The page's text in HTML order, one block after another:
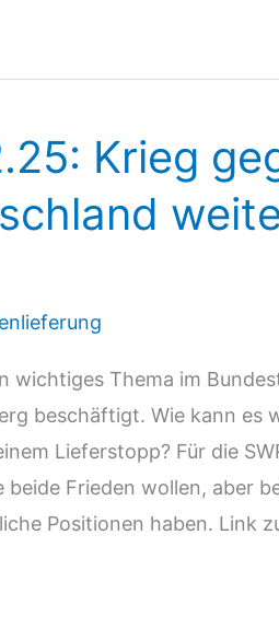
Krieg
wichtiges Thema im
beschäftigt. Wie kann es
Lieferstopp? Für die
Frieden wollen, aber
Positionen haben. Link